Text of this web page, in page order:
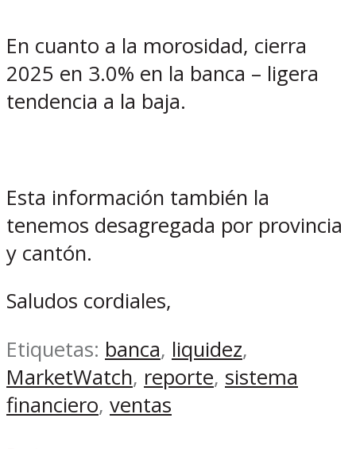
En cuanto a la morosidad, cierra
2025 en 3.0% en la banca – ligera
tendencia a la baja.
Esta información también la
tenemos desagregada por provincia
y cantón.
Saludos cordiales,
Etiquetas: banca, liquidez,
MarketWatch, reporte, sistema
financiero, ventas